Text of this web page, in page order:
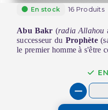
En stock 16 Produits
Abu Bakr (radia Allahou
successeur du Prophète
le premier homme à s'être